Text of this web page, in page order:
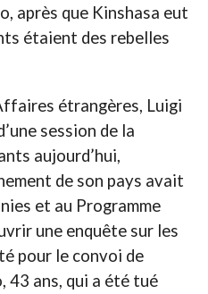
après que Kinshasa eut
étaient des rebelles
étrangères, Luigi
session de la
aujourd’hui,
de son pays avait
et au Programme
une enquête sur les
pour le convoi de
43 ans, qui a été tué